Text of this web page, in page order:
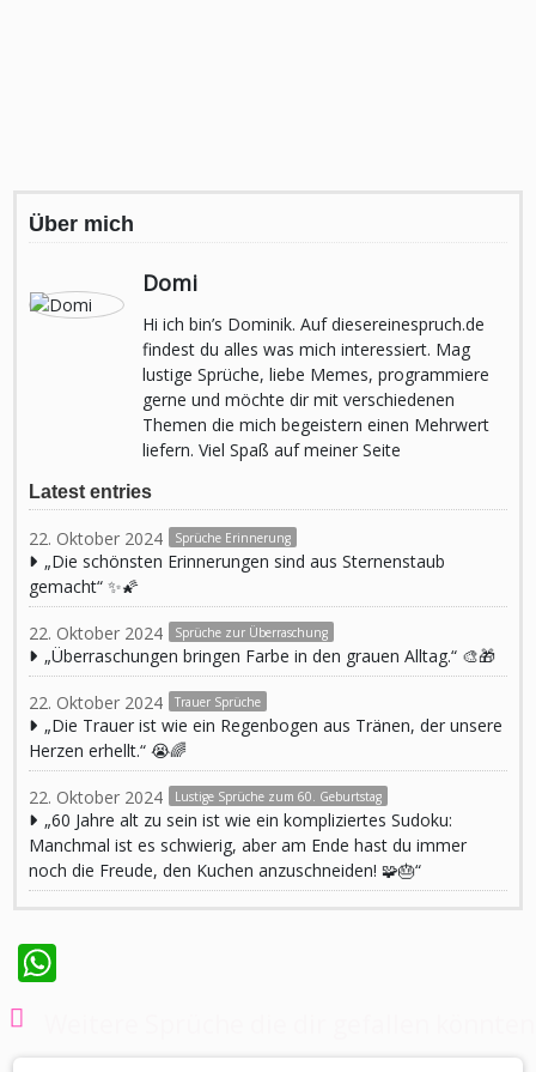
Über mich
Domi
Hi ich bin’s Dominik. Auf diesereinespruch.de
findest du alles was mich interessiert. Mag
lustige Sprüche, liebe Memes, programmiere
gerne und möchte dir mit verschiedenen
Themen die mich begeistern einen Mehrwert
liefern. Viel Spaß auf meiner Seite
Latest entries
22. Oktober 2024 Sprüche Erinnerung
„Die schönsten Erinnerungen sind aus Sternenstaub
gemacht“ ✨🌠
22. Oktober 2024 Sprüche zur Überraschung
„Überraschungen bringen Farbe in den grauen Alltag.“ 🎨🎁
22. Oktober 2024 Trauer Sprüche
„Die Trauer ist wie ein Regenbogen aus Tränen, der unsere
Herzen erhellt.“ 😭🌈
22. Oktober 2024 Lustige Sprüche zum 60. Geburtstag
„60 Jahre alt zu sein ist wie ein kompliziertes Sudoku:
Manchmal ist es schwierig, aber am Ende hast du immer
noch die Freude, den Kuchen anzuschneiden! 🧩🎂“